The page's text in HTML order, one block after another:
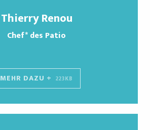
Thierry Renou
Chef* des Patio
MEHR DAZU + 223KB